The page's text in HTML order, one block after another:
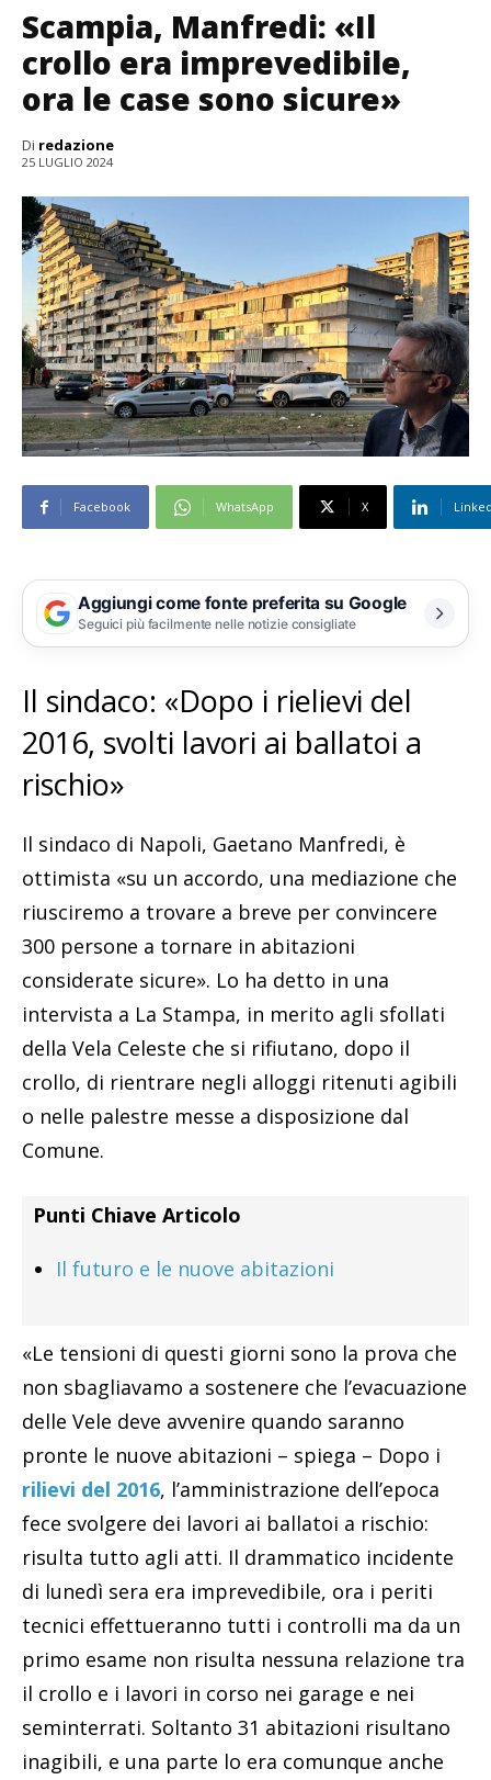
Scampia, Manfredi: «Il
crollo era imprevedibile,
ora le case sono sicure»
Di redazione
25 LUGLIO 2024
Facebook WhatsApp X
Aggiungi come fonte preferita su Google
Seguici più facilmente nelle notizie consigliate
Il sindaco: «Dopo i rielievi del
2016, svolti lavori ai ballatoi a
rischio»
Il sindaco di Napoli, Gaetano Manfredi, è
ottimista «su un accordo, una mediazione che
riusciremo a trovare a breve per convincere
300 persone a tornare in abitazioni
considerate sicure». Lo ha detto in una
intervista a La Stampa, in merito agli sfollati
della Vela Celeste che si rifiutano, dopo il
crollo, di rientrare negli alloggi ritenuti agibili
o nelle palestre messe a disposizione dal
Comune.
Punti Chiave Articolo
Il futuro e le nuove abitazioni
«Le tensioni di questi giorni sono la prova che
non sbagliavamo a sostenere che l’evacuazione
delle Vele deve avvenire quando saranno
pronte le nuove abitazioni – spiega – Dopo i
rilievi del 2016, l’amministrazione dell’epoca
fece svolgere dei lavori ai ballatoi a rischio:
risulta tutto agli atti. Il drammatico incidente
di lunedì sera era imprevedibile, ora i periti
tecnici effettueranno tutti i controlli ma da un
primo esame non risulta nessuna relazione tra
il crollo e i lavori in corso nei garage e nei
seminterrati. Soltanto 31 abitazioni risultano
inagibili, e una parte lo era comunque anche